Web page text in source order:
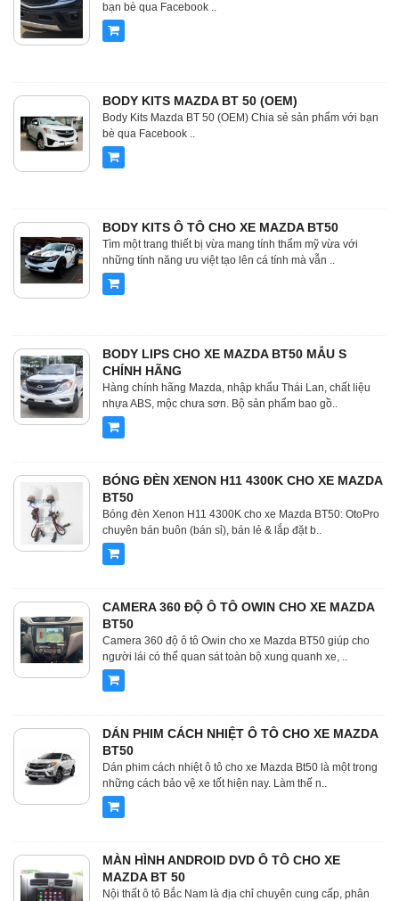
bạn bè qua Facebook ..
BODY KITS MAZDA BT 50 (OEM)
Body Kits Mazda BT 50 (OEM) Chia sẻ sản phẩm với bạn
bè qua Facebook ..
BODY KITS Ô TÔ CHO XE MAZDA BT50
Tìm một trang thiết bị vừa mang tính thẩm mỹ vừa với
những tính năng ưu việt tạo lên cá tính mà vẫn ..
BODY LIPS CHO XE MAZDA BT50 MẪU S
CHÍNH HÃNG
Hàng chính hãng Mazda, nhập khẩu Thái Lan, chất liệu
nhựa ABS, mộc chưa sơn. Bộ sản phẩm bao gồ..
BÓNG ĐÈN XENON H11 4300K CHO XE MAZDA
BT50
Bóng đèn Xenon H11 4300K cho xe Mazda BT50: OtoPro
chuyên bán buôn (bán sỉ), bán lẻ & lắp đặt b..
CAMERA 360 ĐỘ Ô TÔ OWIN CHO XE MAZDA
BT50
Camera 360 độ ô tô Owin cho xe Mazda BT50 giúp cho
người lái có thể quan sát toàn bộ xung quanh xe, ..
DÁN PHIM CÁCH NHIỆT Ô TÔ CHO XE MAZDA
BT50
Dán phim cách nhiệt ô tô cho xe Mazda Bt50 là một trong
những cách bảo vệ xe tốt hiện nay. Làm thế n..
MÀN HÌNH ANDROID DVD Ô TÔ CHO XE
MAZDA BT 50
Nội thất ô tô Bắc Nam là địa chỉ chuyên cung cấp, phân